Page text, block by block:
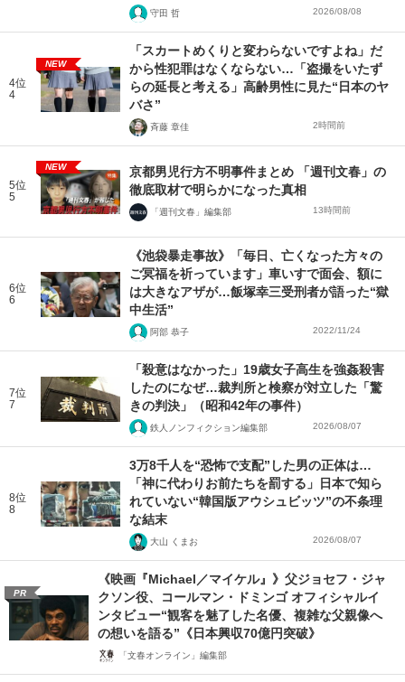
守田 哲 2026/08/08
4位
4
NEW
「スカートめくりと変わらないですよね」だ
から性犯罪はなくならない…「盗撮をいたず
らの延長と考える」高齢男性に見た“日本のヤ
バさ”
斉藤 章佳 2時間前
5位
5
NEW
京都男児行方不明事件まとめ 「週刊文春」の
徹底取材で明らかになった真相
「週刊文春」編集部 13時間前
6位
6
《池袋暴走事故》「毎日、亡くなった方々の
ご冥福を祈っています」車いすで面会、額に
は大きなアザが…飯塚幸三受刑者が語った“獄
中生活”
阿部 恭子 2022/11/24
7位
7
「殺意はなかった」19歳女子高生を強姦殺害
したのになぜ…裁判所と検察が対立した「驚
きの判決」（昭和42年の事件）
鉄人ノンフィクション編集部 2026/08/07
8位
8
3万8千人を“恐怖で支配”した男の正体は…
「神に代わりお前たちを罰する」日本で知ら
れていない“韓国版アウシュビッツ”の不条理
な結末
大山 くまお 2026/08/07
PR
《映画『Michael／マイケル』》父ジョセフ・ジャ
クソン役、コールマン・ドミンゴ オフィシャルイ
ンタビュー“観客を魅了した名優、複雑な父親像へ
の想いを語る”《日本興収70億円突破》
「文春オンライン」編集部